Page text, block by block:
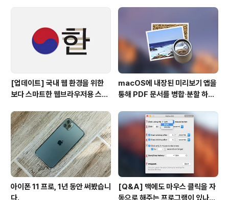
[업데이트] 국내 웹 환경을 위한
보다 스마트한 웹브라우저용 스타
macOS에 내장된 미리보기 앱을
통해 PDF 문서를 병합∙분할 하는
아이폰 11 프로, 1년 동안 써봤습니
다.
[Q&A] 맥에도 마우스 클릭을 자
동으로 해주는 프로그램이 있나